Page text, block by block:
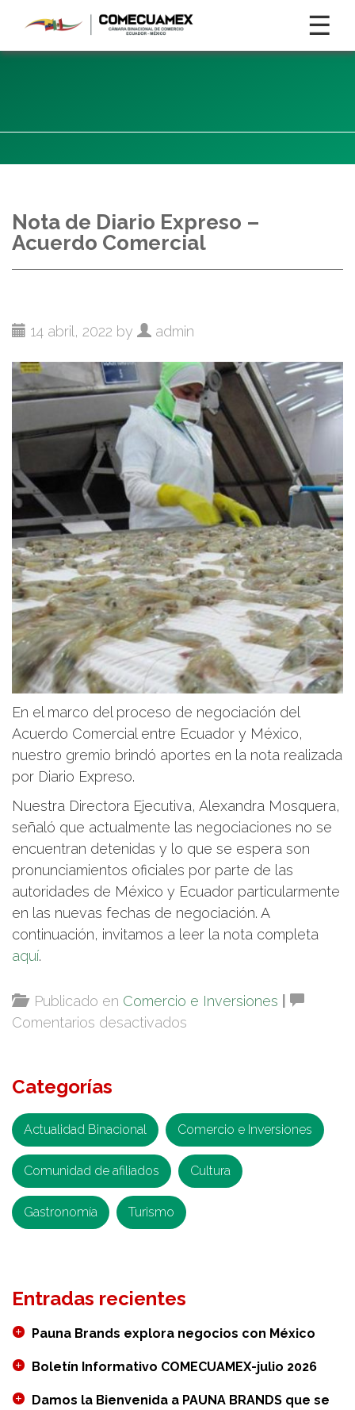
☰
Nota de Diario Expreso –
Acuerdo Comercial
14 abril, 2022 by admin
En el marco del proceso de negociación del
Acuerdo Comercial entre Ecuador y México,
nuestro gremio brindó aportes en la nota realizada
por Diario Expreso.
Nuestra Directora Ejecutiva, Alexandra Mosquera,
señaló que actualmente las negociaciones no se
encuentran detenidas y lo que se espera son
pronunciamientos oficiales por parte de las
autoridades de México y Ecuador particularmente
en las nuevas fechas de negociación. A
continuación, invitamos a leer la nota completa
aquí.
Publicado en Comercio e Inversiones
Comentarios desactivados
–
Acuerdo
Comercial
Categorías
Actualidad Binacional Comercio e Inversiones
Comunidad de afiliados Cultura
Gastronomía Turismo
Entradas recientes
Pauna Brands explora negocios con México
Boletín Informativo COMECUAMEX-julio 2026
Damos la Bienvenida a PAUNA BRANDS que se